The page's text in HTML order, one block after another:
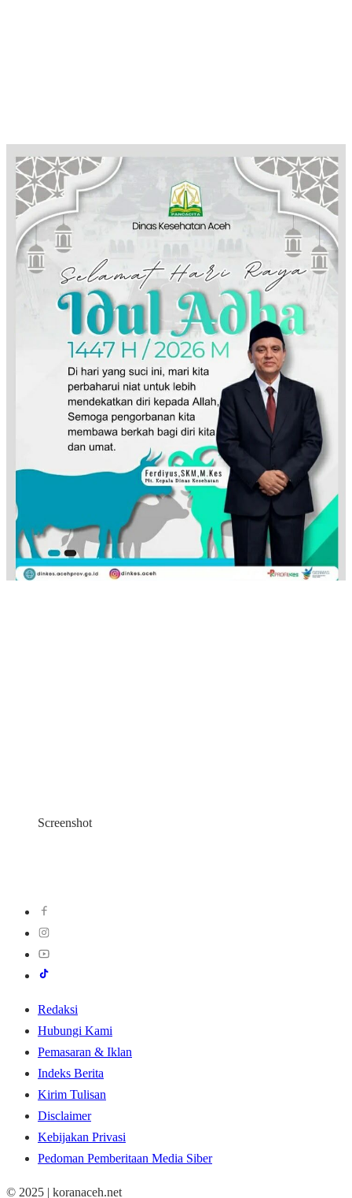
Screenshot
Redaksi
Hubungi Kami
Pemasaran & Iklan
Indeks Berita
Kirim Tulisan
Disclaimer
Kebijakan Privasi
Pedoman Pemberitaan Media Siber
© 2025 | koranaceh.net